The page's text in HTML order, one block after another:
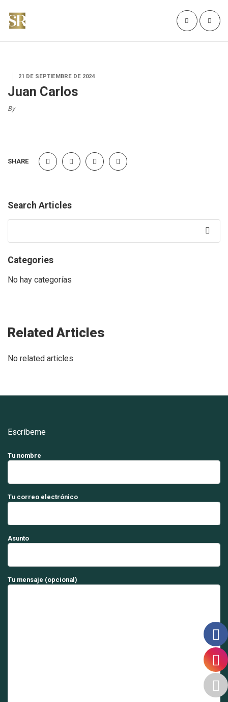
21 DE SEPTIEMBRE DE 2024
Juan Carlos
By
SHARE
Search Articles
Categories
No hay categorías
Related Articles
No related articles
Escríbeme
Tu nombre
Tu correo electrónico
Asunto
Tu mensaje (opcional)